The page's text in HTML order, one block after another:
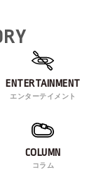
ENTERTAINMENT
エンターテイメント
COLUMN
コラム